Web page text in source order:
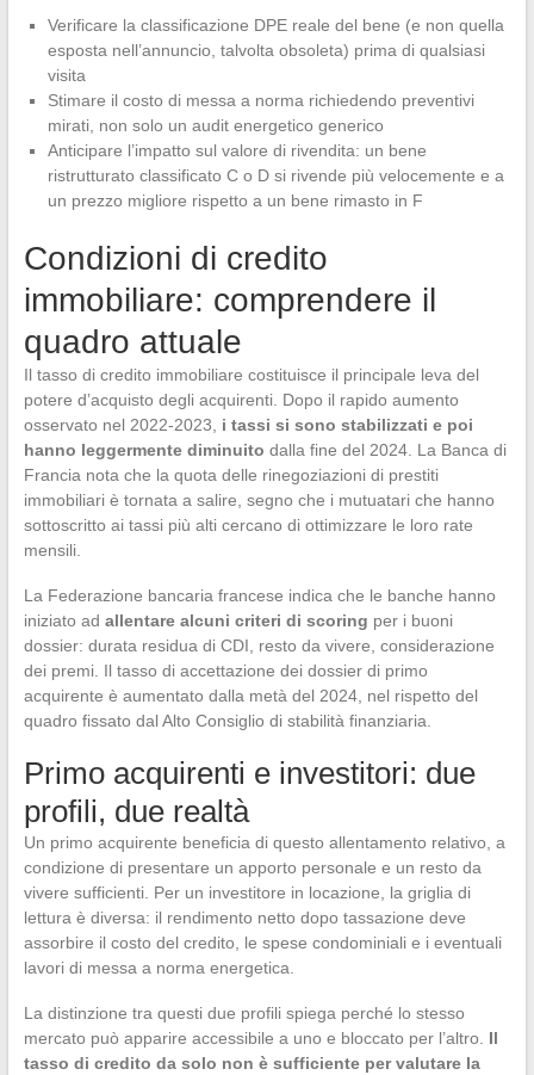
Verificare la classificazione DPE reale del bene (e non quella
esposta nell’annuncio, talvolta obsoleta) prima di qualsiasi
visita
Stimare il costo di messa a norma richiedendo preventivi
mirati, non solo un audit energetico generico
Anticipare l’impatto sul valore di rivendita: un bene
ristrutturato classificato C o D si rivende più velocemente e a
un prezzo migliore rispetto a un bene rimasto in F
Condizioni di credito
immobiliare: comprendere il
quadro attuale
Il tasso di credito immobiliare costituisce il principale leva del
potere d’acquisto degli acquirenti. Dopo il rapido aumento
osservato nel 2022-2023, i tassi si sono stabilizzati e poi
hanno leggermente diminuito dalla fine del 2024. La Banca di
Francia nota che la quota delle rinegoziazioni di prestiti
immobiliari è tornata a salire, segno che i mutuatari che hanno
sottoscritto ai tassi più alti cercano di ottimizzare le loro rate
mensili.
La Federazione bancaria francese indica che le banche hanno
iniziato ad allentare alcuni criteri di scoring per i buoni
dossier: durata residua di CDI, resto da vivere, considerazione
dei premi. Il tasso di accettazione dei dossier di primo
acquirente è aumentato dalla metà del 2024, nel rispetto del
quadro fissato dal Alto Consiglio di stabilità finanziaria.
Primo acquirenti e investitori: due
profili, due realtà
Un primo acquirente beneficia di questo allentamento relativo, a
condizione di presentare un apporto personale e un resto da
vivere sufficienti. Per un investitore in locazione, la griglia di
lettura è diversa: il rendimento netto dopo tassazione deve
assorbire il costo del credito, le spese condominiali e i eventuali
lavori di messa a norma energetica.
La distinzione tra questi due profili spiega perché lo stesso
mercato può apparire accessibile a uno e bloccato per l’altro. Il
tasso di credito da solo non è sufficiente per valutare la